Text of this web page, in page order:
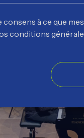
consens à ce que
conditions